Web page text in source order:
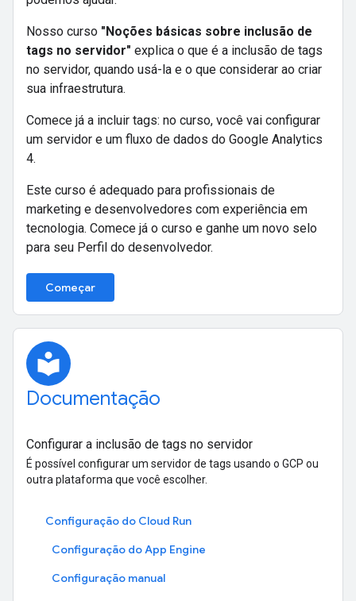
Nosso curso "Noções básicas sobre inclusão de
tags no servidor" explica o que é a inclusão de tags
no servidor, quando usá-la e o que considerar ao criar
sua infraestrutura.
Comece já a incluir tags: no curso, você vai configurar
um servidor e um fluxo de dados do Google Analytics
4.
Este curso é adequado para profissionais de
marketing e desenvolvedores com experiência em
tecnologia. Comece já o curso e ganhe um novo selo
para seu Perfil do desenvolvedor.
Começar
local_library
Documentação
Configurar a inclusão de tags no servidor
É possível configurar um servidor de tags usando o GCP ou
outra plataforma que você escolher.
Configuração do Cloud Run
Configuração do App Engine
Configuração manual